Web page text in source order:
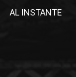
AL INSTANTE